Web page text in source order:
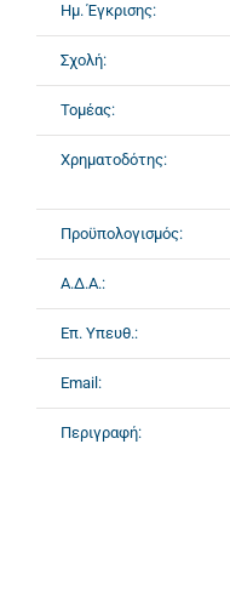
Ημ. Έγκρισης:
Σχολή:
Τομέας:
Χρηματοδότης:
Προϋπολογισμός:
Α.Δ.Α.:
Επ. Υπευθ.:
Email:
Περιγραφή: